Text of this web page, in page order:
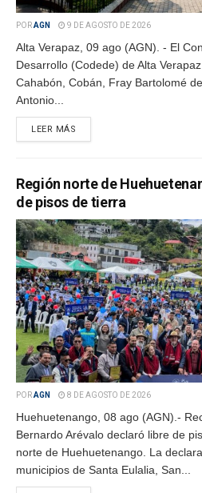
PORAGN 9 DE AGOSTO DE 2026
Alta Verapaz, 09 ago (AGN). - El
Desarrollo (Codede) de Alta
Cahabón, Cobán, Fray Bartolomé
Antonio...
LEER MÁS
Región norte de
de pisos de tierra
PORAGN 8 DE AGOSTO DE 2026
Huehuetenango, 08 ago (AGN).-
Bernardo Arévalo declaró libre de
norte de Huehuetenango. La
municipios de Santa Eulalia, San...